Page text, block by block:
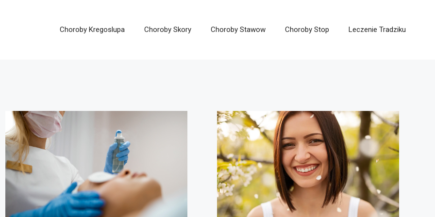
Choroby Kregoslupa Choroby Skory Choroby Stawow Choroby Stop Leczenie Tradziku